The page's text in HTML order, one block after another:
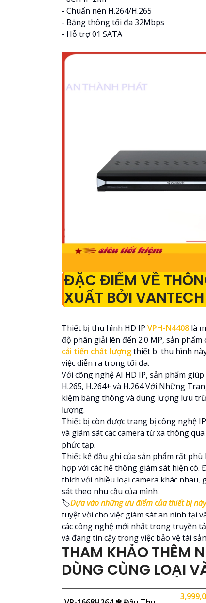
- Chuẩn nén H.264/H.265
- Băng thông tối đa 32Mbps
- Hỗ trợ 01 SATA
ĐẶC ĐIỂM VỀ
XUẤT BỞI VANTECH
Thiết bị thu hình HD IP VPH-N4408 là
độ phân giải lên đến 2.0 MP, sản
cải tiến chất lượngthiết bị thu hình
việc diễn ra trong tối đa.
Với công nghệ AI HD IP, sản phẩm
H.265, H.264+ và H.264 Với Những
kiệm băng thông và dung lượng lưu
lượng.
Thiết bị còn được trang bị công nghệ
và giám sát các camera từ xa thông
phức tạp.
Thiết kế đầu ghi của sản phẩm rất
hợp với các hệ thống giám sát hiện
thích với nhiều loại camera khác
sát theo nhu cầu của mình.
🏷Dựa vào những ưu điểm của thiết bị
tuyệt vời cho việc giám sát an ninh tại
các công nghệ mới nhất trong truyền
và đáng tin cậy trong việc bảo vệ tài
THAM KHẢO THÊM
DÙNG CÙNG LOẠI